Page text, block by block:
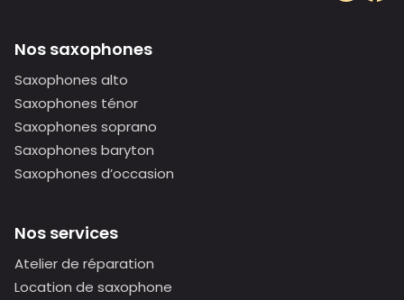
Nos saxophones
Saxophones alto
Saxophones ténor
Saxophones soprano
Saxophones baryton
Saxophones d’occasion
Nos services
Atelier de réparation
Location de saxophone